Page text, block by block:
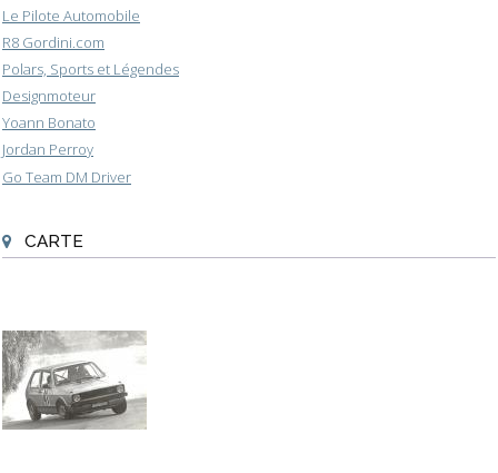
Le Pilote Automobile
R8 Gordini.com
Polars, Sports et Légendes
Designmoteur
Yoann Bonato
Jordan Perroy
Go Team DM Driver
CARTE